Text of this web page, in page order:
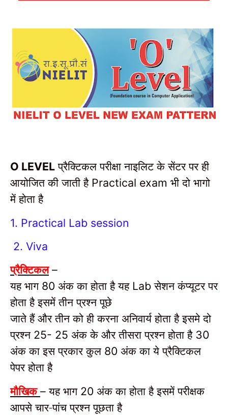
O LEVELप्रैक्टिकल परीक्षा नाइलिट के सेंटर पर ही
आयोजित की जाती है Practical exam भी दो भागो
में होता है
1. Practical Lab session
2. Viva
प्रैक्टिकल –
यह भाग 80 अंक का होता है यह Labसेशन कंप्यूटर पर
होता है इसमें तीन प्रश्न पूछे
जाते हैं और तीन को ही करना अनिवार्य होता है इसमे दो
प्रश्न 25- 25 अंक के और तीसरा प्रश्न होता है 30
अंक का इस प्रकार कुल 80 अंक का ये प्रैक्टिकल
पेपर होता है
मौखिक–यह भाग 20 अंक का होता है इसमें परीक्षक
आपसे चार-पांच प्रश्न पूछता है